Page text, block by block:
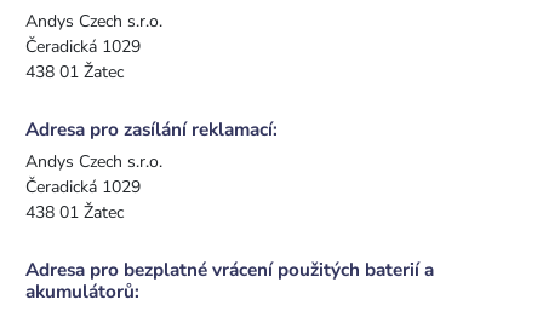
Andys Czech s.r.o.
Čeradická 1029
438 01 Žatec
Adresa pro zasílání reklamací:
Andys Czech s.r.o.
Čeradická 1029
438 01 Žatec
Adresa pro bezplatné vrácení použitých baterií a
akumulátorů: